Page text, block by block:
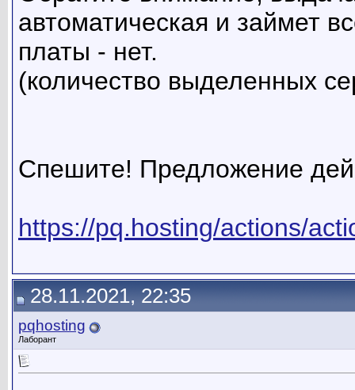
автоматическая и займет
платы - нет.
(количество выделенных
Спешите! Предложение
https://pq.hosting/actions/
28.11.2021, 22:35
pqhosting
Лаборант